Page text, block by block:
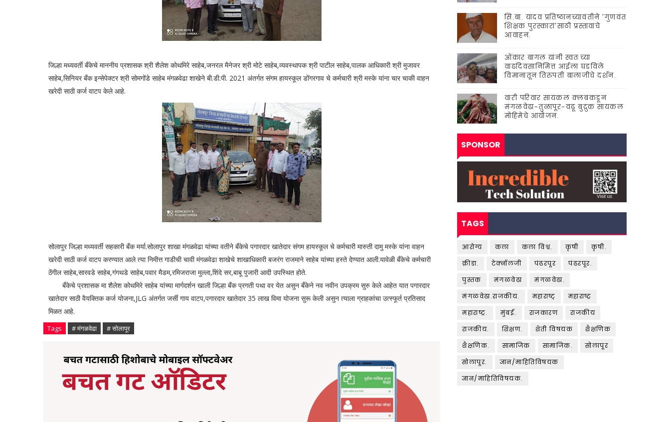
जिल्हा मध्यवर्ती बँकेचे माननीय प्रशासक श्री शैलेश कोथमिरे साहेब,जनरल मैनेजर श्री मोटे साहेब,व्यवस्थापक श्री पाटील साहेब,पालक आधिकारी श्री मुजावर
साहेब,सिनियर बँक इन्सेपेक्टर श्री सोमगोंडे साहेब मंगळवेढा शाखेने बी.डी.पी. 2021 अंतर्गत संगम हायस्कूल डोंगरगाव चे कर्मचारी श्री मस्के यांना चार चाकी वाहन
खरेदी साठी कर्ज वाटप केले आहे.
सोलापुर जिल्हा मध्यवर्ती सहकारी बँक मर्या.सोलापुर शाखा मंगळवेढा यांच्या वतीने बँकेचे पगारदार खातेदार संगम हायस्कूल चे कर्मचारी मारुती दामु मस्के यांना वाहन
खरेदी साठी कर्ज वाटप करण्यात आले त्या निमीत्त गाडीची चावी मंगळवेढा शाखेचे शाखाधिकारी बजरंग राजमाने साहेब यांच्या हस्ते देण्यात आली.यावेळी बँकेचे कर्मचारी
ठेंगील साहेब,सारवडे साहेब,गंगथडे साहेब,पवार मैडम,रमिजराजा मुल्ला,शिंदे सर,बाबू पुजारी आदी उपस्थित होते.
बँकेचे प्रशासक मा शैलेश कोथमिरे साहेब यांच्या मार्गदर्शन खाली जिल्हा बँक प्रगती पथा वर येत असुन बँकेने नव नवीन उपक्रम सुरु केले आहेत यात पगारदार
खातेदार साठी वैयक्तिक कर्ज योजना,JLG अंतर्गत जर्सी गाय वाटप,पगारदार खातेदार 35 लाख विमा योजना सुरू केली असुन त्याला ग्राहकांचा उत्स्फूर्त प्रतिसाद
मिळत आहे.
Tags # मंगळवेढा # सोलापूर
सि.बा. यादव प्रतिष्ठानच्यावतीने 'गुणवंत
शिक्षक पुरस्कारां'साठी प्रस्तावाचे
आवाहन.
ओंकार बागल यांनी स्वतःच्या
वाढदिवसानिमित्त आईला घडविले
विमानातून तिरुपती बालाजीचे दर्शन.
वारी परिवार सायकल क्लबकडून
मंगळवेढा-तुळापूर-वढू बुद्रुक सायकल
मोहिमेचे आयोजन.
SPONSOR
TAGS
आरोग्य कला कला विश्व. कृषी
कृषी.
क्रीडा.
टेक्नॉलजी पंढरपूर
पंढरपूर.
पुस्तक
मंगळवेढा
मंगळवेढा.
मंगळवेढा.राजकीय.
महाराष्ट्
महाराष्ट्र
महाराष्ट्र.
मुंबई. राजकारण
राजकीय
राजकीय.
शिक्षण. शेती विषयक
शैक्षणिक
शैक्षणिक.
सामाजिक सामाजिक.
सोलापूर
सोलापूर.
ज्ञान/माहितिविषयक
ज्ञान/माहितिविषयक.